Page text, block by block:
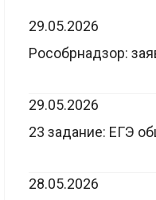
29.05.2026
Рособрнадзор:
29.05.2026
23 задание: ЕГЭ
28.05.2026